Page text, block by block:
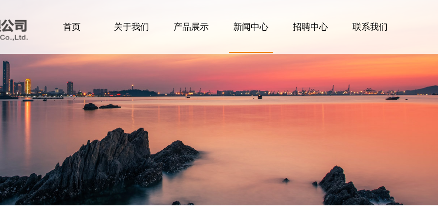
首页 关于我们
企业简介
领导致辞
企业文化
组织架构
产品展示
食品
肉类
生活用品
洗化用品
新闻中心 招聘中心 联系我们